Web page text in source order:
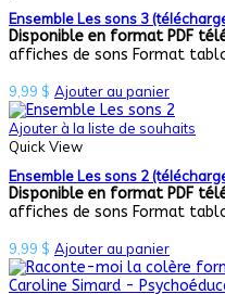
Ensemble Les sons 3
Disponible en format PDF
affiches de sons Format
9,99 $ Ajouter au panier
Ajouter à la liste de souhaits
Quick View
Ensemble Les sons 2
Disponible en format PDF
affiches de sons Format
9,99 $ Ajouter au panier